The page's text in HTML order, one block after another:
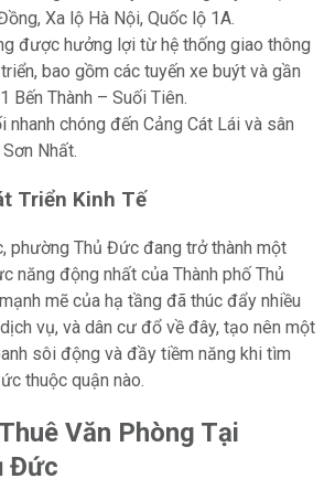
Xa lộ Hà Nội, Quốc lộ 1A.
được hưởng lợi từ hệ thống giao thông
bao gồm các tuyến xe buýt và gần
Bến Thành – Suối Tiên.
nhanh chóng đến Cảng Cát Lái và sân
Nhất.
Triển Kinh Tế
phường Thủ Đức đang trở thành một
năng động nhất của Thành phố Thủ
mẽ của hạ tầng đã thúc đẩy nhiều
vụ, và dân cư đổ về đây, tạo nên một
sôi động và đầy tiềm năng khi tìm
thuộc quận nào.
Văn Phòng Tại
Đức